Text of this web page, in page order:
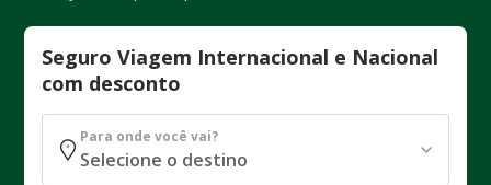
Seguro Viagem Internacional e Nacional
com desconto
Para onde você vai?